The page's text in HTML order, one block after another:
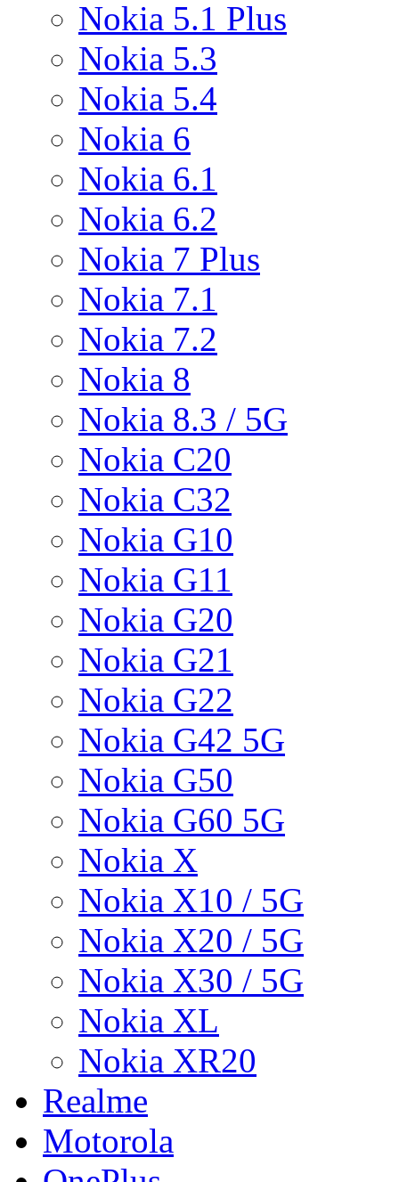
Nokia 5.1 Plus
Nokia 5.3
Nokia 5.4
Nokia 6
Nokia 6.1
Nokia 6.2
Nokia 7 Plus
Nokia 7.1
Nokia 7.2
Nokia 8
Nokia 8.3 / 5G
Nokia C20
Nokia C32
Nokia G10
Nokia G11
Nokia G20
Nokia G21
Nokia G22
Nokia G42 5G
Nokia G50
Nokia G60 5G
Nokia X
Nokia X10 / 5G
Nokia X20 / 5G
Nokia X30 / 5G
Nokia XL
Nokia XR20
Realme
Motorola